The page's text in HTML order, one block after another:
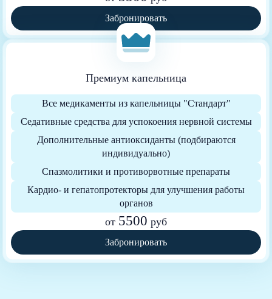
Забронировать
Премиум капельница
Все медикаменты из капельницы "Стандарт"
Седативные средства для успокоения нервной системы
Дополнительные антиоксиданты (подбираются
индивидуально)
Спазмолитики и противорвотные препараты
Кардио- и гепатопротекторы для улучшения работы
органов
от 5500 руб
Забронировать